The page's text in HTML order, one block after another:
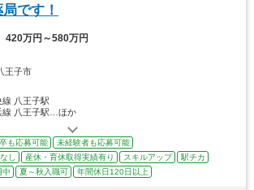
です！
420万円～580万円
王子市
線 八王子駅
線 八王子駅…ほか
も応募可能
未経験者も応募可能
し
産休・育休取得実績有り スキルアップ
駅チカ
中 夏～秋入職可 年間休日120日以上